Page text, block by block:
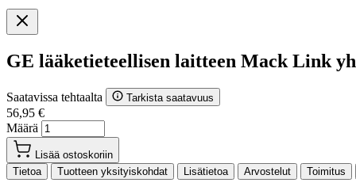
GE lääketieteellisen laitteen Mack Link
Saatavissa tehtaalta Tarkista saatavuus
56,95 €
Määrä
Lisää ostoskoriin
Tietoa
Tuotteen yksityiskohdat Lisätietoa Arvostelut Toimitus